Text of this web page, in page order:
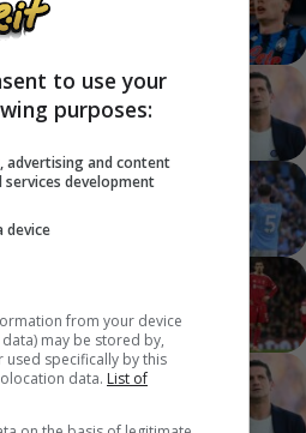
to use your
purposes:
advertising and content
services development
device
from your device
may be stored by,
used specifically by this
data. List of